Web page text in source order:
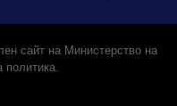
сайт на Министерство на
политика.